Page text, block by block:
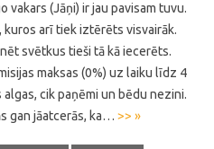
vakars (Jāņi) ir jau pavisam tuvu.
kuros arī tiek iztērēts visvairāk.
svētkus tieši tā kā iecerēts.
maksas (0%) uz laiku līdz 4
cik paņēmi un bēdu nezini.
gan jāatcerās, ka… >> »